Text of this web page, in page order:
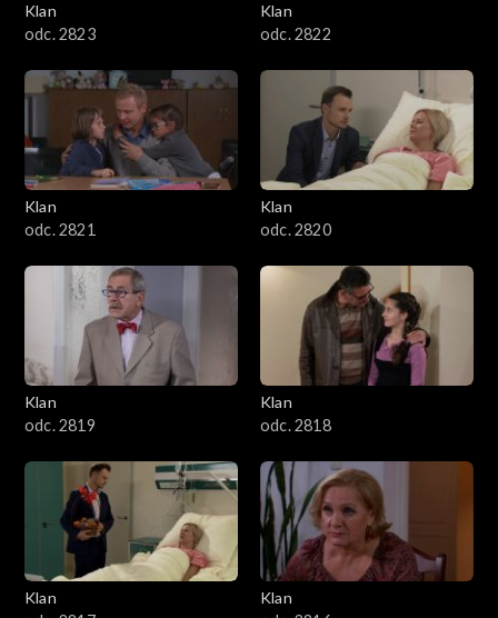
Klan
odc. 2823
Klan
odc. 2822
Klan
odc. 2821
Klan
odc. 2820
Klan
odc. 2819
Klan
odc. 2818
Klan
Klan